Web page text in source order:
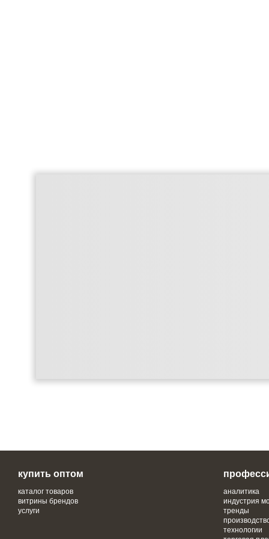
купить оптом
каталог товаров
витрины брендов
услуги
аналитика
индустрия
тренды
технологии